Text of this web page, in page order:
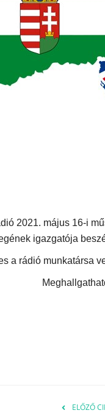
2021. május 16-i
igazgatója
a rádió munkatársa
a zöld
ELŐZŐ